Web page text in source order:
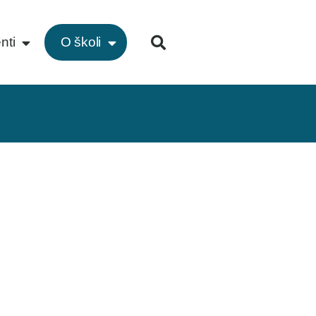
O školi